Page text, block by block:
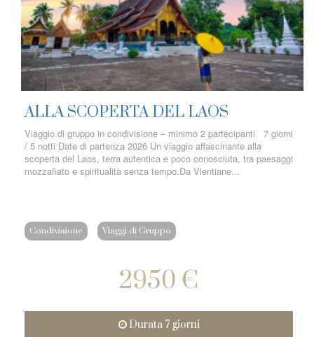
ALLA SCOPERTA DEL LAOS
Viaggio di gruppo in condivisione – minimo 2 partecipanti 7 giorni
/ 5 notti Date di partenza 2026 Un viaggio affascinante alla
scoperta del Laos, terra autentica e poco conosciuta, tra paesaggi
mozzafiato e spiritualità senza tempo.Da Vientiane...
Condivisione Viaggi di Gruppo
2950 €
Durata 7 giorni